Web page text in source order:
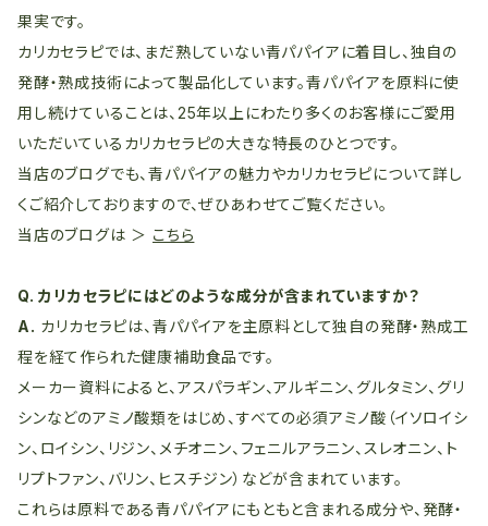
果実です。
カリカセラピでは、まだ熟していない青パパイアに着目し、独自の
発酵・熟成技術によって製品化しています。青パパイアを原料に使
用し続けていることは、25年以上にわたり多くのお客様にご愛用
いただいているカリカセラピの大きな特長のひとつです。
当店のブログでも、青パパイアの魅力やカリカセラピについて詳し
くご紹介しておりますので、ぜひあわせてご覧ください。
当店のブログは ＞ こちら
Q. カリカセラピにはどのような成分が含まれていますか？
A. カリカセラピは、青パパイアを主原料として独自の発酵・熟成工
程を経て作られた健康補助食品です。
メーカー資料によると、アスパラギン、アルギニン、グルタミン、グリ
シンなどのアミノ酸類をはじめ、すべての必須アミノ酸（イソロイシ
ン、ロイシン、リジン、メチオニン、フェニルアラニン、スレオニン、ト
リプトファン、バリン、ヒスチジン）などが含まれています。
これらは原料である青パパイアにもともと含まれる成分や、発酵・